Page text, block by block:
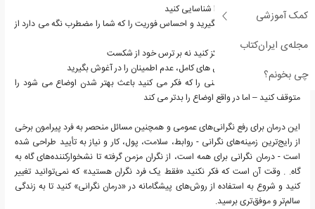
کمک آموزشی
مجله‌ی ایران‌کتاب
چی بخونم؟
• نگرانی مولد و غیرمولد را شناسایی کنید
• کنترل زمان را در دست بگیرید و احساس فوریت را که شما را مضطرب نگه می دارد از
بین ببرید
• بر فرصت های جدید تمرکز کنید نه بر ترس خود از شکست
• به جای جستجوی راه حل های کامل، عدم اطمینان را در آغوش بگیرید
• رایج ترین رفتارهای ایمنی را که فکر می کنید باعث بهتر شدن اوضاع می شود را
متوقف کنید – اما در واقع اوضاع را بدتر می کند
این درمان برای رفع نگرانی‌های عمومی و همچنین مسائل منحصر به فرد پیرامون برخی
از رایج‌ترین زمینه‌های نگرانی - روابط، سلامت، پول، کار و نیاز به تأیید طراحی شده
است - درمان نگرانی برای همه است، از نگران مزمن گرفته تا نشخوارکننده‌های گاه به
گاه. . وقت آن است که فکر نکنید «فقط یک فرد نگران هستید» که نمی‌توانید تغییر
کنید و شروع به استفاده از روش‌های پیشگامانه در «درمان نگرانی» کنید تا به زندگی
سالم‌تر و موفق‌تری برسید.